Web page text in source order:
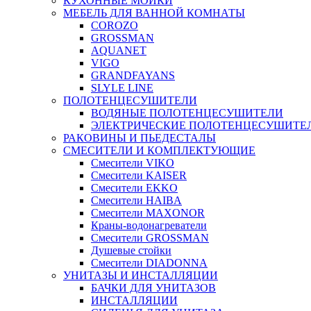
МЕБЕЛЬ ДЛЯ ВАННОЙ КОМНАТЫ
COROZO
GROSSMAN
AQUANET
VIGO
GRANDFAYANS
SLYLE LINE
ПОЛОТЕНЦЕСУШИТЕЛИ
ВОДЯНЫЕ ПОЛОТЕНЦЕСУШИТЕЛИ
ЭЛЕКТРИЧЕСКИЕ
РАКОВИНЫ И ПЬЕДЕСТАЛЫ
СМЕСИТЕЛИ И КОМПЛЕКТУЮЩИЕ
Смесители VIKO
Смесители KAISER
Смесители EKKO
Смесители HAIBA
Смесители MAXONOR
Краны-водонагреватели
Смесители GROSSMAN
Душевые стойки
Смесители DIADONNA
УНИТАЗЫ И ИНСТАЛЛЯЦИИ
БАЧКИ ДЛЯ УНИТАЗОВ
ИНСТАЛЛЯЦИИ